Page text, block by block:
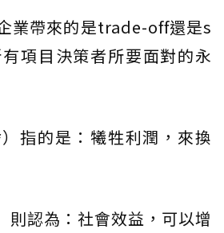
業帶來的是trade-off還是s
項目決策者所要面對的永
指的是：犧牲利潤，來換
則認為：社會效益，可以增